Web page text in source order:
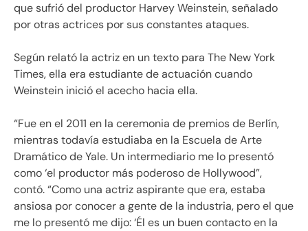
que sufrió del productor Harvey Weinstein, señalado
por otras actrices por sus constantes ataques.
Según relató la actriz en un texto para The New York
Times, ella era estudiante de actuación cuando
Weinstein inició el acecho hacia ella.
“Fue en el 2011 en la ceremonia de premios de Berlín,
mientras todavía estudiaba en la Escuela de Arte
Dramático de Yale. Un intermediario me lo presentó
como ‘el productor más poderoso de Hollywood”,
contó. “Como una actriz aspirante que era, estaba
ansiosa por conocer a gente de la industria, pero el que
me lo presentó me dijo: ‘Él es un buen contacto en la